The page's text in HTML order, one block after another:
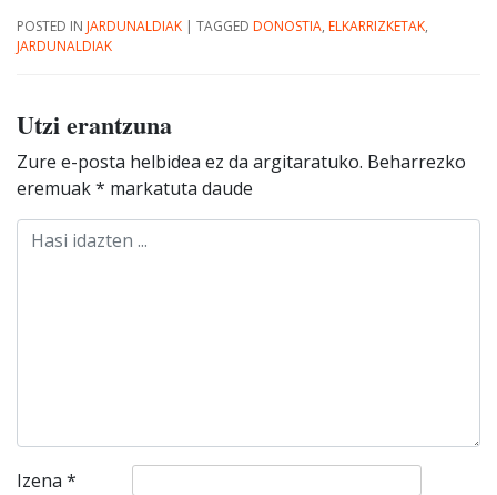
POSTED IN JARDUNALDIAK | TAGGED DONOSTIA, ELKARRIZKETAK,
JARDUNALDIAK
Utzi erantzuna
Zure e-posta helbidea ez da argitaratuko. Beharrezko
eremuak* markatuta daude
Izena *